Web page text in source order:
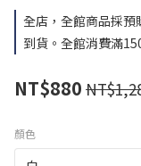
全店，全館商品採
到貨。全館消費滿
NT$880
顏色